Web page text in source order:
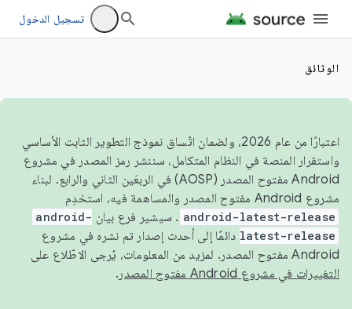
تسجيل الدخول
الوثائق
اعتبارًا من عام 2026، ولضمان اتّساق نموذج التطوير الثابت الأساسي
واستقرار المنصة في النظام المتكامل، سننشر رمز المصدر في مشروع
Android مفتوح المصدر (AOSP) في الربعَين الثاني والرابع. لبناء
مشروع Android مفتوح المصدر والمساهمة فيه، استخدِم
android-latest-release . سيشير فرع بيان android-
latest-release دائمًا إلى أحدث إصدار تم نشره في مشروع
Android مفتوح المصدر. لمزيد من المعلومات، يُرجى الاطّلاع على
التغييرات في مشروع Android مفتوح المصدر
.